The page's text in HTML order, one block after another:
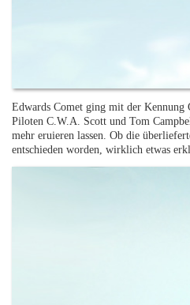
Edwards Comet ging mit der Kennung
Piloten C.W.A. Scott und Tom
mehr eruieren lassen. Ob die
entschieden worden, wirklich etwas